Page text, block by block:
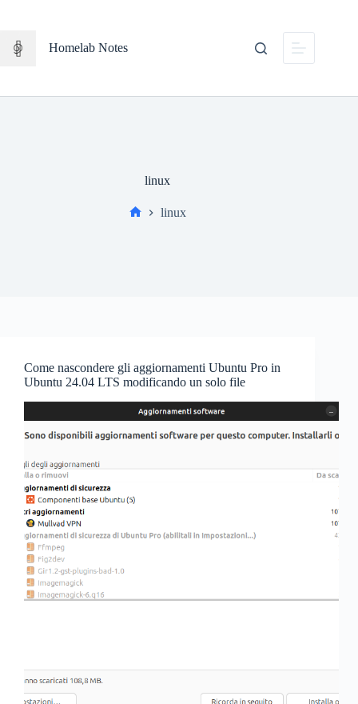
Homelab Notes
linux
linux
Come nascondere gli aggiornamenti Ubuntu Pro in
Ubuntu 24.04 LTS modificando un solo file